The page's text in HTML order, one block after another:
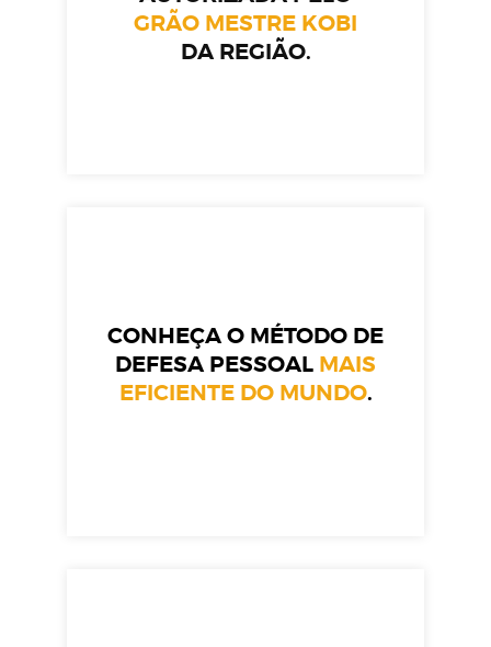
GRÃO MESTRE KOBI
DA REGIÃO.
CONHEÇA O MÉTODO DE
DEFESA PESSOAL MAIS
EFICIENTE DO MUNDO.